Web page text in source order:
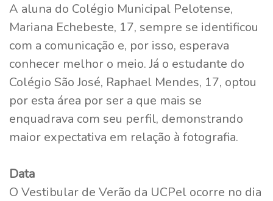
A aluna do Colégio Municipal Pelotense,
Mariana Echebeste, 17, sempre se identificou
com a comunicação e, por isso, esperava
conhecer melhor o meio. Já o estudante do
Colégio São José, Raphael Mendes, 17, optou
por esta área por ser a que mais se
enquadrava com seu perfil, demonstrando
maior expectativa em relação à fotografia.
Data
O Vestibular de Verão da UCPel ocorre no dia